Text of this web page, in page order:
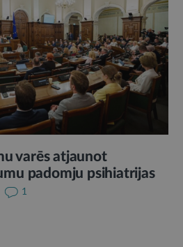
varēs atjaunot
padomju psihiatrijas
1